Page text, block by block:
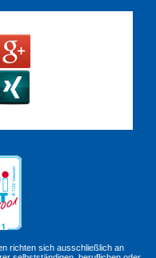
richten sich ausschließlich an